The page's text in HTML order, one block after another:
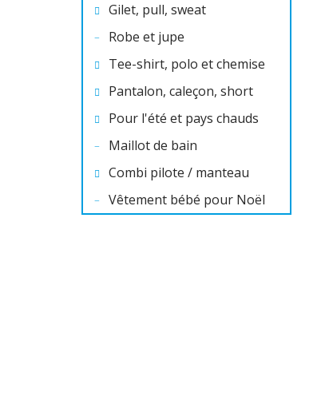
Gilet, pull, sweat
Robe et jupe
Tee-shirt, polo et chemise
Pantalon, caleçon, short
Pour l'été et pays chauds
Maillot de bain
Combi pilote / manteau
Vêtement bébé pour Noël